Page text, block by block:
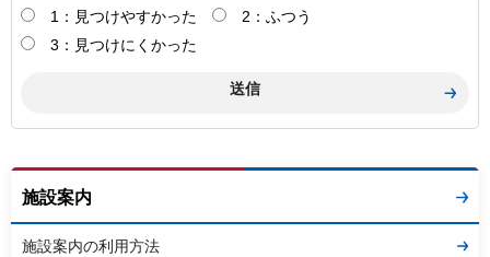
1：見つけやすかった
2：ふつう
3：見つけにくかった
施設案内
施設案内の利用方法